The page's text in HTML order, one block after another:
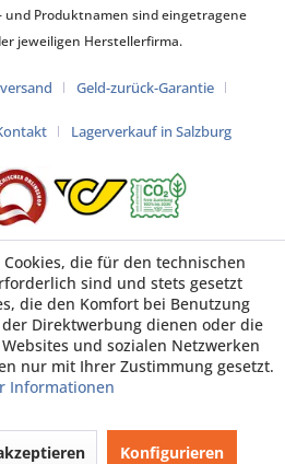
Produktnamen sind eingetragene
jeweiligen Herstellerfirma.
Geld-zurück-Garantie
Lagerverkauf in Salzburg
die für den technischen
sind und stets gesetzt
die den Komfort bei Benutzung
Direktwerbung dienen oder die
und sozialen Netzwerken
nur mit Ihrer Zustimmung gesetzt.
Informationen
Konfigurieren